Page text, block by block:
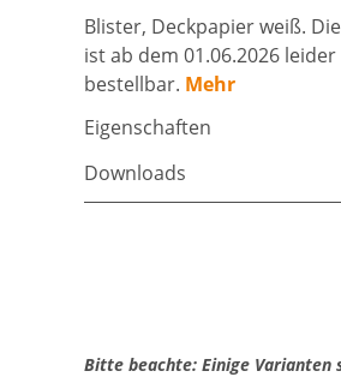
Blister, Deckpapier weiß.
ist ab dem 01.06.2026
bestellbar. Mehr
Eigenschaften
Downloads
Bitte beachte: Einige Varianten